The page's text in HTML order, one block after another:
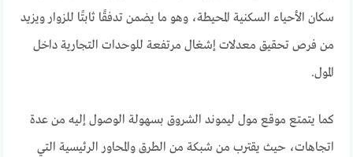
سكان الأحياء السكنية المحيطة، وهو ما يضمن تدفقًا ثابتًا للزوار ويزيد
من فرص تحقيق معدلات إشغال مرتفعة للوحدات التجارية داخل
المول.
كما يتمتع موقع مول ليموند الشروق بسهولة الوصول إليه من عدة
اتجاهات، حيث يقترب من شبكة من الطرق والمحاور الرئيسية التي